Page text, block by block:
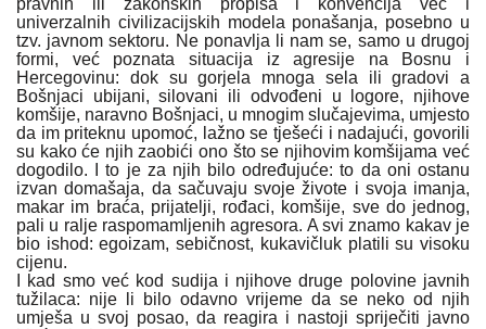
pravnih ili zakonskih propisa i konvencija već i
univerzalnih civilizacijskih modela ponašanja, posebno u
tzv. javnom sektoru. Ne ponavlja li nam se, samo u drugoj
formi, već poznata situacija iz agresije na Bosnu i
Hercegovinu: dok su gorjela mnoga sela ili gradovi a
Bošnjaci ubijani, silovani ili odvođeni u logore, njihove
komšije, naravno Bošnjaci, u mnogim slučajevima, umjesto
da im priteknu upomoć, lažno se tješeći i nadajući, govorili
su kako će njih zaobići ono što se njihovim komšijama već
dogodilo. I to je za njih bilo određujuće: to da oni ostanu
izvan domašaja, da sačuvaju svoje živote i svoja imanja,
makar im braća, prijatelji, rođaci, komšije, sve do jednog,
pali u ralje raspomamljenih agresora. A svi znamo kakav je
bio ishod: egoizam, sebičnost, kukavičluk platili su visoku
cijenu.
I kad smo već kod sudija i njihove druge polovine javnih
tužilaca: nije li bilo odavno vrijeme da se neko od njih
umješa u svoj posao, da reagira i nastoji spriječiti javno